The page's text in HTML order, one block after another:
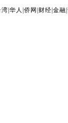
湾 |华人 |侨网 财经 |金融 |